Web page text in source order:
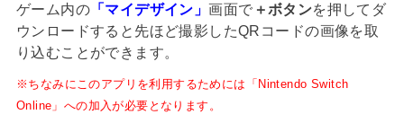
ゲーム内の「マイデザイン」画面で ＋ボタンを押してダ
ウンロードすると先ほど撮影したQRコードの画像を取
り込むことができます。
※ちなみにこのアプリを利用するためには「Nintendo Switch
Online」への加入が必要となります。